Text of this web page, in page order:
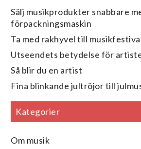
Sälj musikprodukter snabbare
förpackningsmaskin
Ta med rakhyvel till
Utseendets betydelse för
Så blir du en artist
Fina blinkande jultröjor till
Kategorier
Om musik